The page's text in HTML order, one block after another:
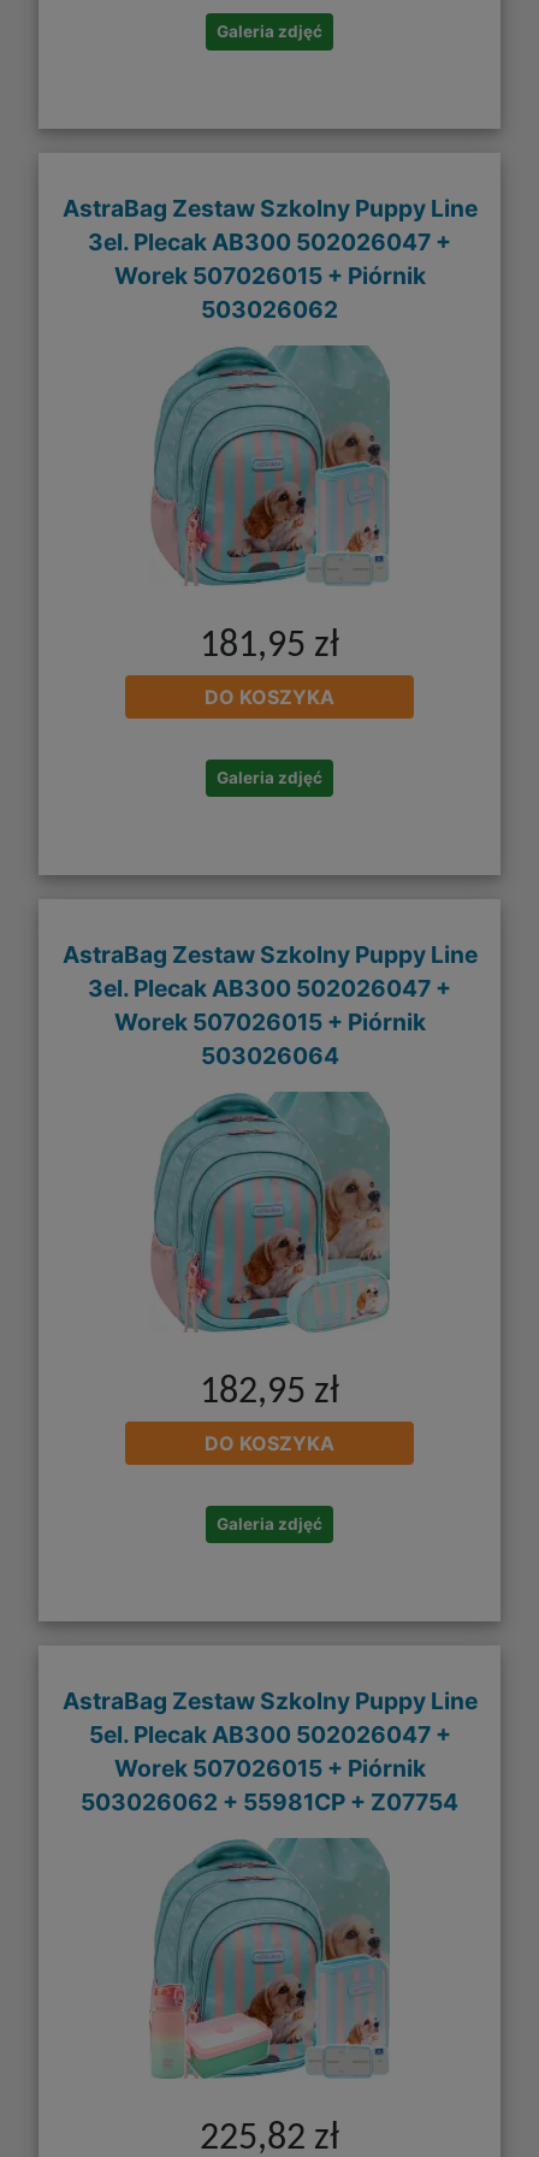
Galeria zdjęć
AstraBag Zestaw Szkolny Puppy Line
3el. Plecak AB300 502026047 +
Worek 507026015 + Piórnik
503026062
181,95 zł
DO KOSZYKA
Galeria zdjęć
AstraBag Zestaw Szkolny Puppy Line
3el. Plecak AB300 502026047 +
Worek 507026015 + Piórnik
503026064
182,95 zł
DO KOSZYKA
Galeria zdjęć
AstraBag Zestaw Szkolny Puppy Line
5el. Plecak AB300 502026047 +
Worek 507026015 + Piórnik
503026062 + 55981CP + Z07754
225,82 zł